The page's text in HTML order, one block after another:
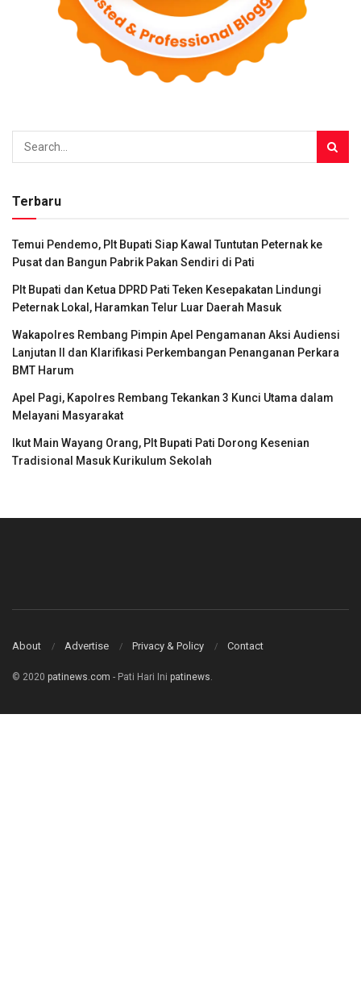
Terbaru
Temui Pendemo, Plt Bupati Siap Kawal Tuntutan Peternak ke
Pusat dan Bangun Pabrik Pakan Sendiri di Pati
Plt Bupati dan Ketua DPRD Pati Teken Kesepakatan Lindungi
Peternak Lokal, Haramkan Telur Luar Daerah Masuk
Wakapolres Rembang Pimpin Apel Pengamanan Aksi Audiensi
Lanjutan II dan Klarifikasi Perkembangan Penanganan Perkara
BMT Harum
Apel Pagi, Kapolres Rembang Tekankan 3 Kunci Utama dalam
Melayani Masyarakat
Ikut Main Wayang Orang, Plt Bupati Pati Dorong Kesenian
Tradisional Masuk Kurikulum Sekolah
About Advertise Privacy & Policy Contact
© 2020 patinews.com - Pati Hari Ini patinews.